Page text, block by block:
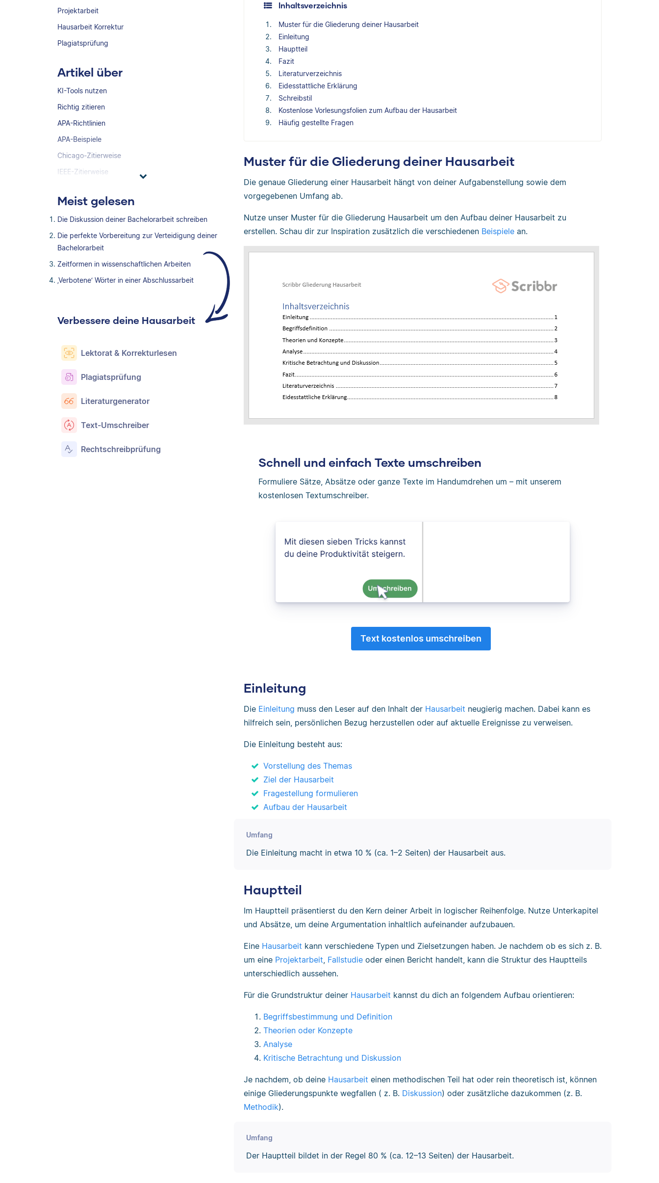
Projektarbeit
Hausarbeit Korrektur
Plagiatsprüfung
Artikel über
KI-Tools nutzen
Richtig zitieren
APA-Richtlinien
APA-Beispiele
Chicago-Zitierweise
IEEE-Zitierweise
Meist gelesen
Die Diskussion deiner Bachelorarbeit schreiben
Die perfekte Vorbereitung zur Verteidigung deiner
Bachelorarbeit
Zeitformen in wissenschaftlichen Arbeiten
‚Verbotene‘ Wörter in einer Abschlussarbeit
Verbessere deine Hausarbeit
Lektorat & Korrekturlesen
Plagiatsprüfung
Literaturgenerator
Text-Umschreiber
Rechtschreibprüfung
Inhaltsverzeichnis
Muster für die Gliederung deiner Hausarbeit
Einleitung
Hauptteil
Fazit
Literaturverzeichnis
Eidesstattliche Erklärung
Schreibstil
Kostenlose Vorlesungsfolien zum Aufbau der Hausarbeit
Häufig gestellte Fragen
Muster für die Gliederung deiner Hausarbeit
Die genaue Gliederung einer Hausarbeit hängt von deiner Aufgabenstellung sowie dem
vorgegebenen Umfang ab.
Nutze unser Muster für die Gliederung Hausarbeit um den Aufbau deiner Hausarbeit zu
erstellen. Schau dir zur Inspiration zusätzlich die verschiedenen Beispiele an.
Schnell und einfach Texte umschreiben
Formuliere Sätze, Absätze oder ganze Texte im Handumdrehen um – mit unserem
kostenlosen Textumschreiber.
Text kostenlos umschreiben
Einleitung
Die Einleitung muss den Leser auf den Inhalt der Hausarbeit neugierig machen. Dabei kann es
hilfreich sein, persönlichen Bezug herzustellen oder auf aktuelle Ereignisse zu verweisen.
Die Einleitung besteht aus:
Vorstellung des Themas
Ziel der Hausarbeit
Fragestellung formulieren
Aufbau der Hausarbeit
Umfang
Die Einleitung macht in etwa 10 % (ca. 1–2 Seiten) der Hausarbeit aus.
Hauptteil
Im Hauptteil präsentierst du den Kern deiner Arbeit in logischer Reihenfolge. Nutze Unterkapitel
und Absätze, um deine Argumentation inhaltlich aufeinander aufzubauen.
Eine Hausarbeit kann verschiedene Typen und Zielsetzungen haben. Je nachdem ob es sich z. B.
um eine Projektarbeit Fallstudie oder einen Bericht handelt, kann die Struktur des Hauptteils
unterschiedlich aussehen.
Für die Grundstruktur deiner Hausarbeit kannst du dich an folgendem Aufbau orientieren:
Begriffsbestimmung und Definition
Theorien oder Konzepte
Analyse
Kritische Betrachtung und Diskussion
Je nachdem, ob deine Hausarbeit einen methodischen Teil hat oder rein theoretisch ist, können
einige Gliederungspunkte wegfallen ( z. B. Diskussion) oder zusätzliche dazukommen (z. B.
Methodik).
Umfang
Der Hauptteil bildet in der Regel 80 % (ca. 12–13 Seiten) der Hausarbeit.